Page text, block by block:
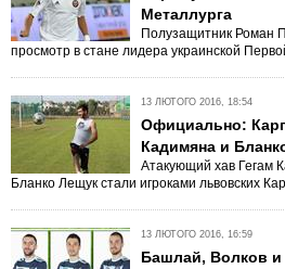
Металлурга
Полузащитник Роман
просмотр в стане лидера украинской
13 ЛЮТОГО 2016, 18:54
Официально:
Кадимяна и
Атакующий хав Гегам
Бланко Лещук стали игроками львовских
13 ЛЮТОГО 2016, 16:59
Башлай, Волков и